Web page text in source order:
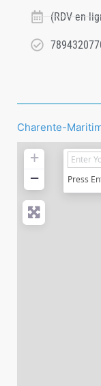
(RDV en
Charente-
+
−
Press